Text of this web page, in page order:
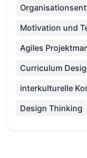
Motivation und
Agiles
Curriculum
interkulturelle
Design Thinking